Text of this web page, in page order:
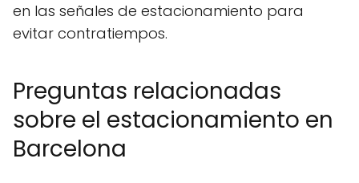
en las señales de estacionamiento para
evitar contratiempos.
Preguntas relacionadas
sobre el estacionamiento en
Barcelona